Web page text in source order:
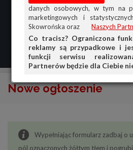
danych osobowych, w tym na
marketingowych i
Skowrońska oraz
Naszych
Co tracisz? Ograniczona
reklamy są przypadkowe i
funkcji serwisu
Partnerów będzie dla Ciebie
MENU
PRZEGLĄD
DOŁADUJ
Nowe ogłoszenie
Wypełniając formularz zadbaj o
pól oznaczonych żółtym tłem i